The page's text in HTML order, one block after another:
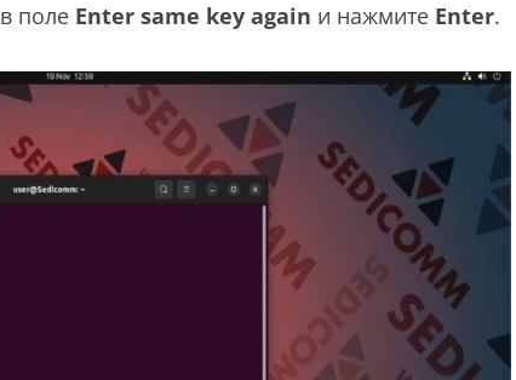
в поле Enter same key again и нажмите Enter.